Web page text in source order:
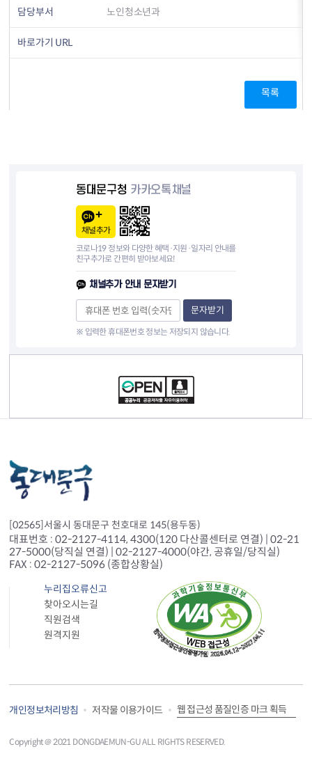
담당부서 노인청소년과
바로가기 URL
목록
동대문구청 카카오톡채널
채널추가
코로나19 정보와 다양한 혜택·지원·일자리 안내를
친구추가로 간편히 받아보세요!
채널추가 안내 문자받기
문자받기
※ 입력한 휴대폰번호 정보는 저장되지 않습니다.
[02565]서울시 동대문구 천호대로 145(용두동)
대표번호 : 02-2127-4114, 4300(120 다산콜센터로 연결) | 02-21
27-5000(당직실 연결) | 02-2127-4000(야간, 공휴일/당직실)
FAX : 02-2127-5096 (종합상황실)
누리집오류신고
찾아오시는길
직원검색
원격지원
개인정보처리방침 저작물 이용가이드 웹 접근성 품질인증 마크 획득
Copyright＠ 2021 DONGDAEMUN-GU ALL RIGHTS RESERVED.